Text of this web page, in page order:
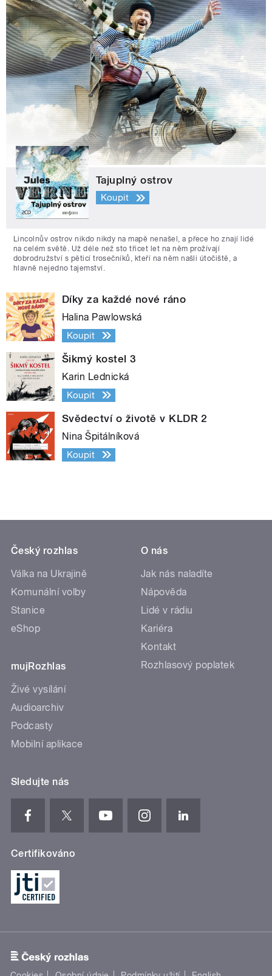
Tajuplný ostrov
Koupit
Lincolnův ostrov nikdo nikdy na mapě nenašel, a přece ho znají lidé
na celém světě. Už déle než sto třicet let na něm prožívají
dobrodružství s pěticí trosečníků, kteří na něm našli útočiště, a
hlavně nejedno tajemství.
Díky za každé nové ráno
Halina Pawlowská
Koupit
Šikmý kostel 3
Karin Lednická
Koupit
Svědectví o životě v KLDR 2
Nina Špitálníková
Koupit
Český rozhlas
Válka na Ukrajině
Komunální volby
Stanice
eShop
mujRozhlas
Živé vysílání
Audioarchiv
Podcasty
Mobilní aplikace
O nás
Jak nás naladíte
Nápověda
Lidé v rádiu
Kariéra
Kontakt
Rozhlasový poplatek
Sledujte nás
Certifikováno